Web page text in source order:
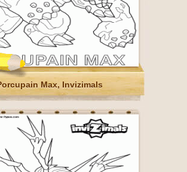
Max, Invizimals